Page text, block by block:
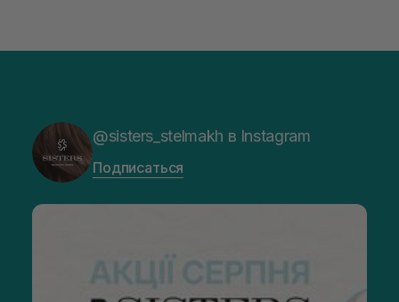
@sisters_stelmakh в Instagram
Подписаться